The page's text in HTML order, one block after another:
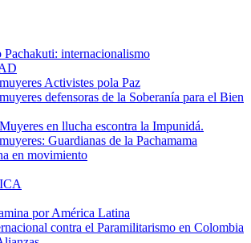
Pachakuti: internacionalismo
Activistes pola Paz
defensoras de la Soberanía para el Bien
en llucha escontra la Impunidá.
Guardianas de la Pachamama
en movimiento
por América Latina
contra el Paramilitarismo en Colombia